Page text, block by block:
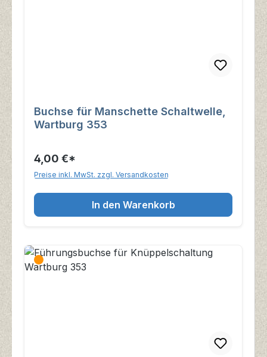
Buchse für Manschette Schaltwelle,
Wartburg 353
4,00 €*
Preise inkl. MwSt. zzgl. Versandkosten
In den Warenkorb